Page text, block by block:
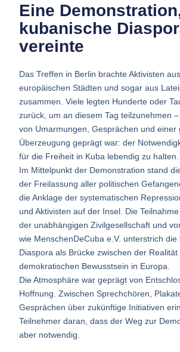
Eine
kubanische
vereinte
Das Treffen in Berlin brachte Aktivisten
europäischen Städten und sogar aus
zusammen. Viele legten Hunderte oder
zurück, um an diesem Tag teilzunehmen
von Umarmungen, Gesprächen und einer
Überzeugung geprägt war: der
für die Freiheit in Kuba lebendig zu halten.
Im Mittelpunkt der Demonstration stand
der Freilassung aller politischen
die Anklage der systematischen
und Aktivisten auf der Insel. Die
der unabhängigen Zivilgesellschaft und
wie MenschenDeCuba e.V. unterstrich die
Diaspora als Brücke zwischen der
demokratischen Bewusstsein in Europa.
Die Atmosphäre war geprägt von
Hoffnung. Zwischen Sprechchören,
Gesprächen über zukünftige Initiativen
Teilnehmer daran, dass der Weg zur
aber notwendig.